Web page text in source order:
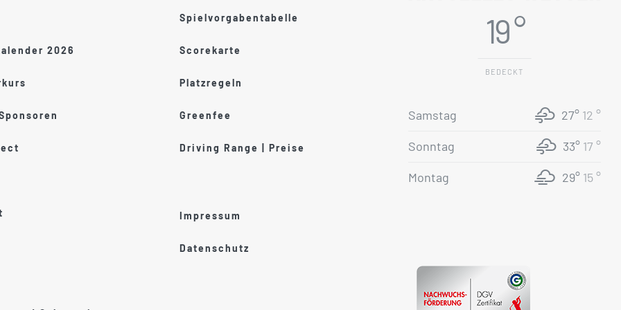
2026
Spielvorgabentabelle
Scorekarte
Platzregeln
Greenfee
Driving Range | Preise
Impressum
Datenschutz
19 °
BEDECKT
Samstag 27° 12 °
Sonntag 33° 17 °
Montag 29° 15 °